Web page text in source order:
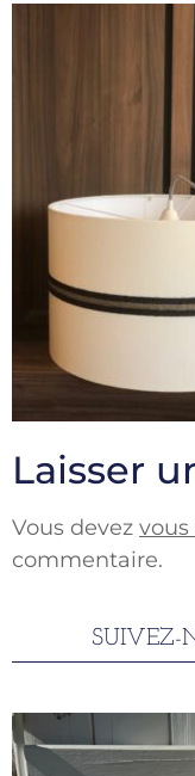
Laisser
Vous devez
commentaire.
SUIVEZ-